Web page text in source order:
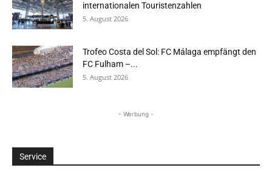
internationalen Touristenzahlen
5. August 2026
Trofeo Costa del Sol: FC Málaga empfängt den
FC Fulham –...
5. August 2026
- Werbung -
Service